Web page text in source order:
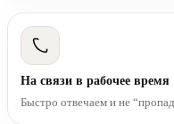
На связи в рабочее время
Быстро отвечаем и не